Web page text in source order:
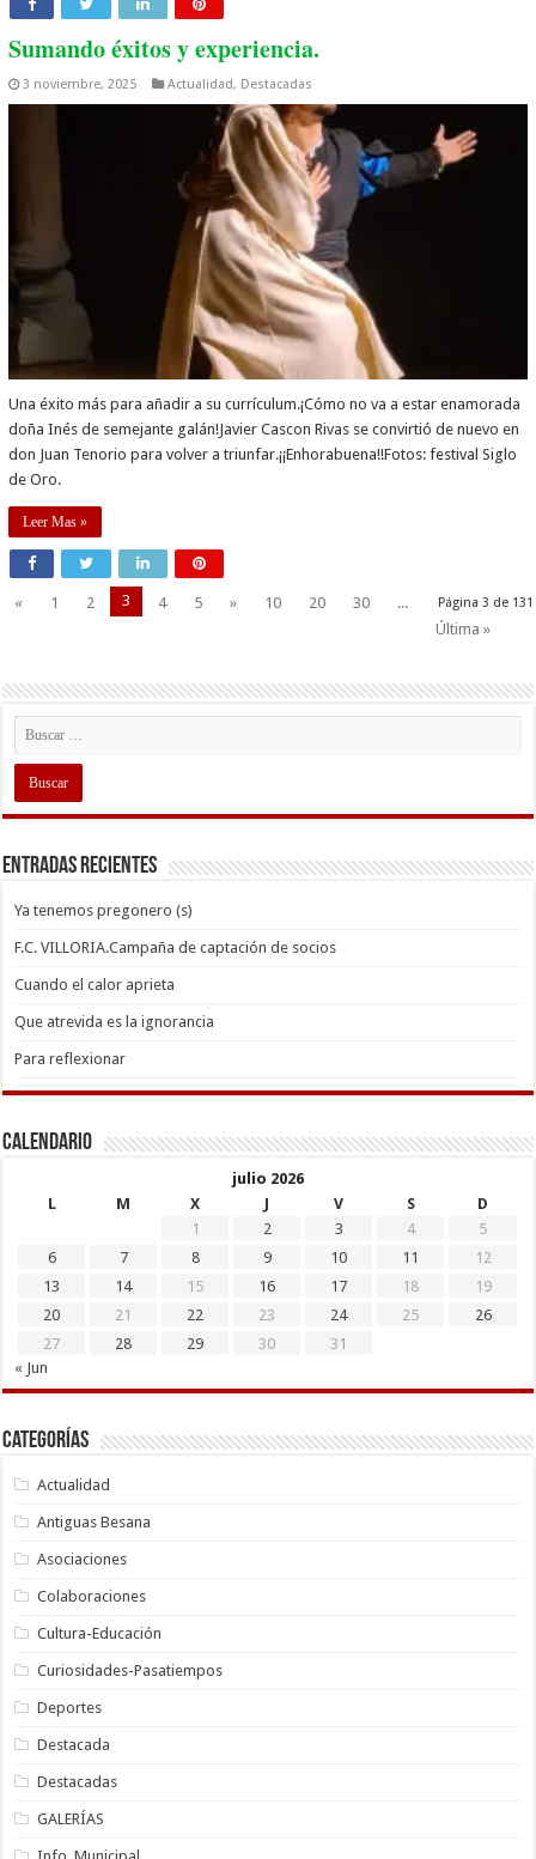
Sumando éxitos y experiencia.
3 noviembre, 2025 Actualidad, Destacadas
Una éxito más para añadir a su currículum.¡Cómo no va a estar enamorada
doña Inés de semejante galán!Javier Cascon Rivas se convirtió de nuevo en
don Juan Tenorio para volver a triunfar.¡¡Enhorabuena!!Fotos: festival Siglo
de Oro.
Leer Mas »
Página 3 de 131
« 1 2 3 4 5 » 10 20 30
...
Última »
Entradas recientes
Ya tenemos pregonero (s)
F.C. VILLORIA.Campaña de captación de socios
Cuando el calor aprieta
Que atrevida es la ignorancia
Para reflexionar
Calendario
julio 2026
L
M X J V S
D
1
2 3 4
5
6
7 8 9 10 11
12
13
14 15 16 17 18
19
20
21 22 23 24 25
26
27
28 29 30
31
« Jun
Categorías
Actualidad
Antiguas Besana
Asociaciones
Colaboraciones
Cultura-Educación
Curiosidades-Pasatiempos
Deportes
Destacada
Destacadas
GALERÍAS